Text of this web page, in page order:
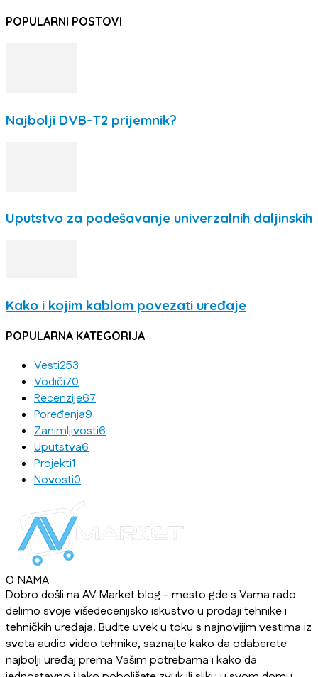
POPULARNI POSTOVI
Najbolji DVB-T2 prijemnik?
Uputstvo za podešavanje univerzalnih daljinskih
Kako i kojim kablom povezati uređaje
POPULARNA KATEGORIJA
Vesti253
Vodiči70
Recenzije67
Poređenja9
Zanimljivosti6
Uputstva6
Projekti1
Novosti0
O NAMA
Dobro došli na AV Market blog - mesto gde s Vama rado
delimo svoje višedecenijsko iskustvo u prodaji tehnike i
tehničkih uređaja. Budite uvek u toku s najnovijim vestima iz
sveta audio video tehnike, saznajte kako da odaberete
najbolji uređaj prema Vašim potrebama i kako da